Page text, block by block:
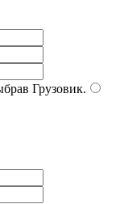
Грузовик.